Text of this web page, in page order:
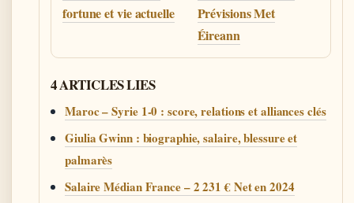
fortune et vie actuelle
Prévisions Met
Éireann
4 ARTICLES LIES
Maroc – Syrie 1-0 : score, relations et alliances clés
Giulia Gwinn : biographie, salaire, blessure et
palmarès
Salaire Médian France – 2 231 € Net en 2024